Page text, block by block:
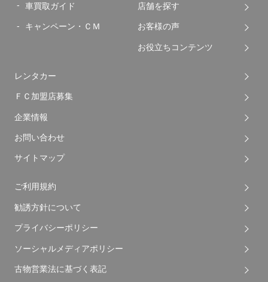
車買取ガイド
キャンペーン・ＣＭ
店舗を探す
お客様の声
お役立ちコンテンツ
レンタカー
ＦＣ加盟店募集
企業情報
お問い合わせ
サイトマップ
ご利用規約
勧誘方針について
プライバシーポリシー
ソーシャルメディアポリシー
古物営業法に基づく表記